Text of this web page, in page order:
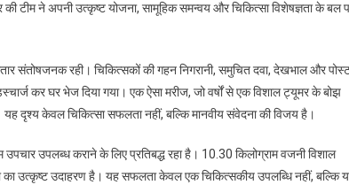
टीम ने अपनी उत्कृष्ट योजना, सामूहिक समन्वय और चिकित्सा विशेषज्ञता के बल
संतोषजनक रही। चिकित्सकों की गहन निगरानी, समुचित दवा, देखभाल और
कर घर भेज दिया गया। एक ऐसा मरीज, जो वर्षों से एक विशाल ट्यूमर के बोझ
दृश्य केवल चिकित्सा सफलता नहीं, बल्कि मानवीय संवेदना की विजय है।
उपचार उपलब्ध कराने के लिए प्रतिबद्ध रहा है। 10.30 किलोग्राम वजनी विशाल
का उत्कृष्ट उदाहरण है। यह सफलता केवल एक चिकित्सकीय उपलब्धि नहीं, बल्कि